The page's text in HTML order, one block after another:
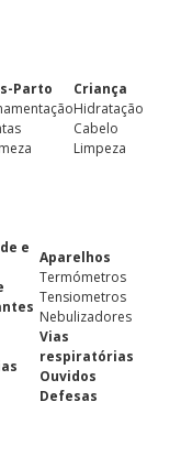
Parto
Criança
Hidratação
Cabelo
Limpeza
e
Aparelhos
Termómetros
Tensiometros
Nebulizadores
Vias
respiratórias
Ouvidos
Defesas